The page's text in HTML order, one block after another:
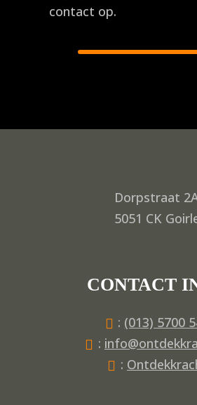
contact op.
Dorpstraat
5051 CK
CONTACT
: (013) 5700
:
: